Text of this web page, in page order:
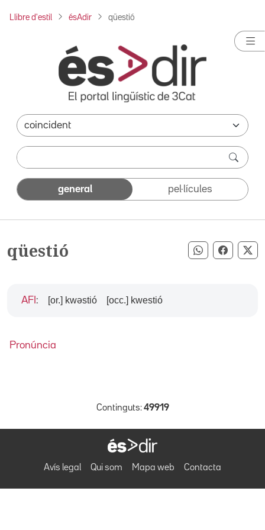
Llibre d'estil ésAdir qüestió
general pel·lícules
qüestió Compartir
AFI : [or.] kwəstió [occ.] kwestió
Pronúncia
Continguts: 49919
Avís legal Qui som Mapa web Contacta